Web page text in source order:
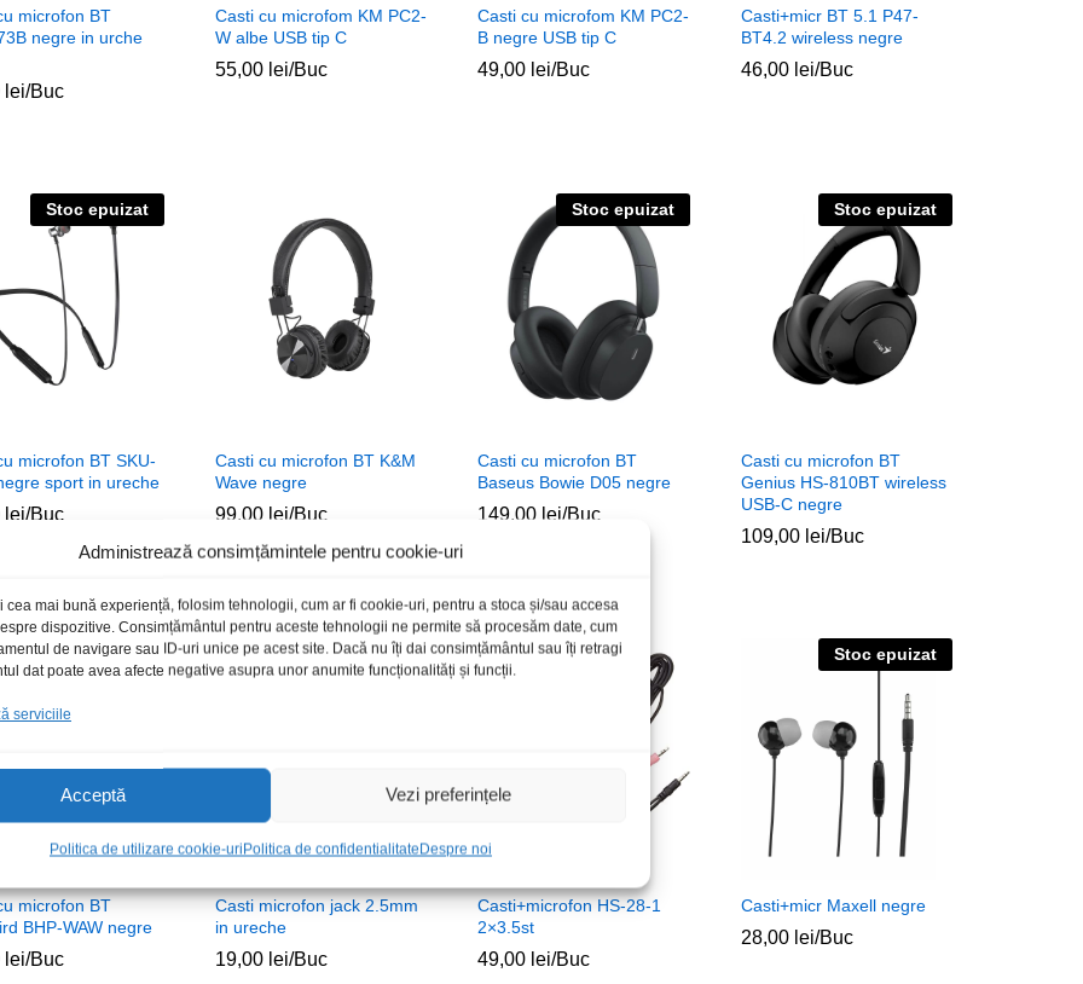
Administrează consimțămintele pentru cookie-uri
cea mai bună experiență, folosim tehnologii, cum ar fi cookie-uri, pentru a stoca și/sau accesa
dispozitive. Consimțământul pentru aceste tehnologii ne permite să procesăm date, cum
de navigare sau ID-uri unice pe acest site. Dacă nu îți dai consimțământul sau îți retragi
dat poate avea afecte negative asupra unor anumite funcționalități și funcții.
serviciile
Acceptă Vezi preferințele
Politica de utilizare cookie-uriPolitica de confidentialitateDespre noi
microfon BT
negre in urche
lei/Buc
lei
Casti cu microfom KM PC2-
W albe USB tip C
55,00 lei/Buc
55,00 lei
Casti cu microfom KM PC2-
B negre USB tip C
49,00 lei/Buc
49,00 lei
Casti+micr BT 5.1 P47-
BT4.2 wireless negre
46,00 lei/Buc
46,00 lei
Stoc epuizat
microfon BT SKU-
sport in ureche
lei/Buc
lei
Casti cu microfon BT K&M
Wave negre
99,00 lei/Buc
99,00 lei
Stoc epuizat
Casti cu microfon BT
Baseus Bowie D05 negre
149,00 lei/Buc
149,00 lei
Stoc epuizat
Casti cu microfon BT
Genius HS-810BT wireless
USB-C negre
109,00 lei/Buc
109,00 lei
Stoc epuizat
microfon BT
BHP-WAW negre
lei/Buc
lei
Stoc epuizat
Casti microfon jack 2.5mm
in ureche
19,00 lei/Buc
19,00 lei
Casti+microfon HS-28-1
2×3.5st
49,00 lei/Buc
49,00 lei
Stoc epuizat
Casti+micr Maxell negre
28,00 lei/Buc
28,00 lei